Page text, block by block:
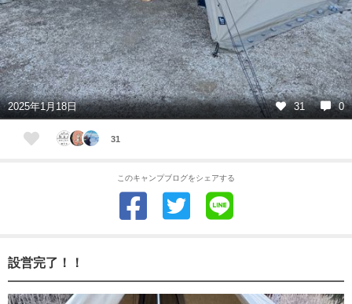
2025年1月18日 31 0
31
このキャンプブログをシェアする
設営完了！！